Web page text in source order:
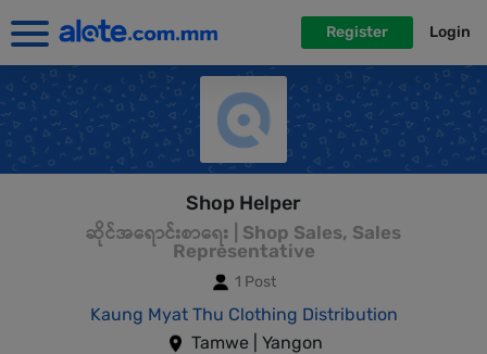
Register Login
Shop Helper
ဆိုင်အရောင်းစာရေး | Shop Sales, Sales
Representative
1 Post
Kaung Myat Thu Clothing Distribution
Tamwe | Yangon